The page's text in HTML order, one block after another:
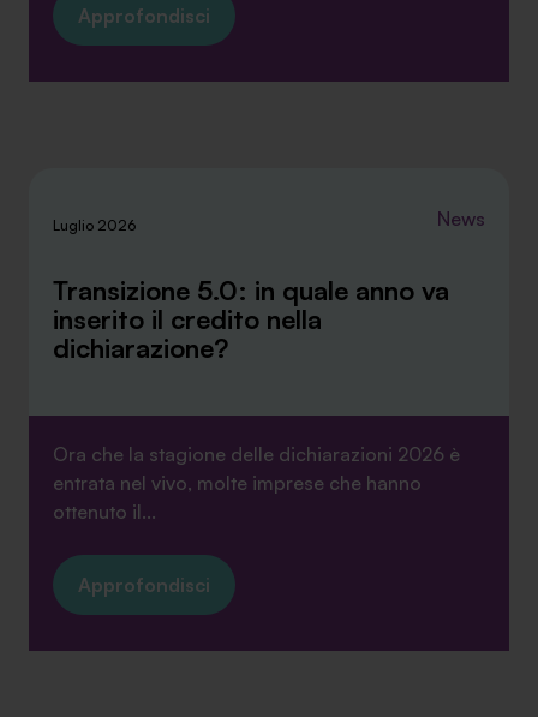
Approfondisci
Luglio 2026 News
Transizione 5.0: in quale anno va
inserito il credito nella
dichiarazione?
Ora che la stagione delle dichiarazioni 2026 è
entrata nel vivo, molte imprese che hanno
ottenuto il...
Approfondisci